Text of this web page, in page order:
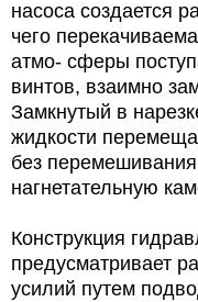
насоса создается
чего
атмо- сферы
винтов, взаимно
Замкнутый в
жидкости
без
нагнетательную
Конструкция
предусматривает
усилий путем